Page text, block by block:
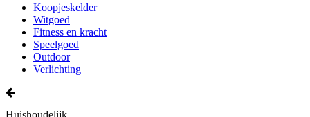
Koopjeskelder
Witgoed
Fitness en kracht
Speelgoed
Outdoor
Verlichting
Huishoudelijk